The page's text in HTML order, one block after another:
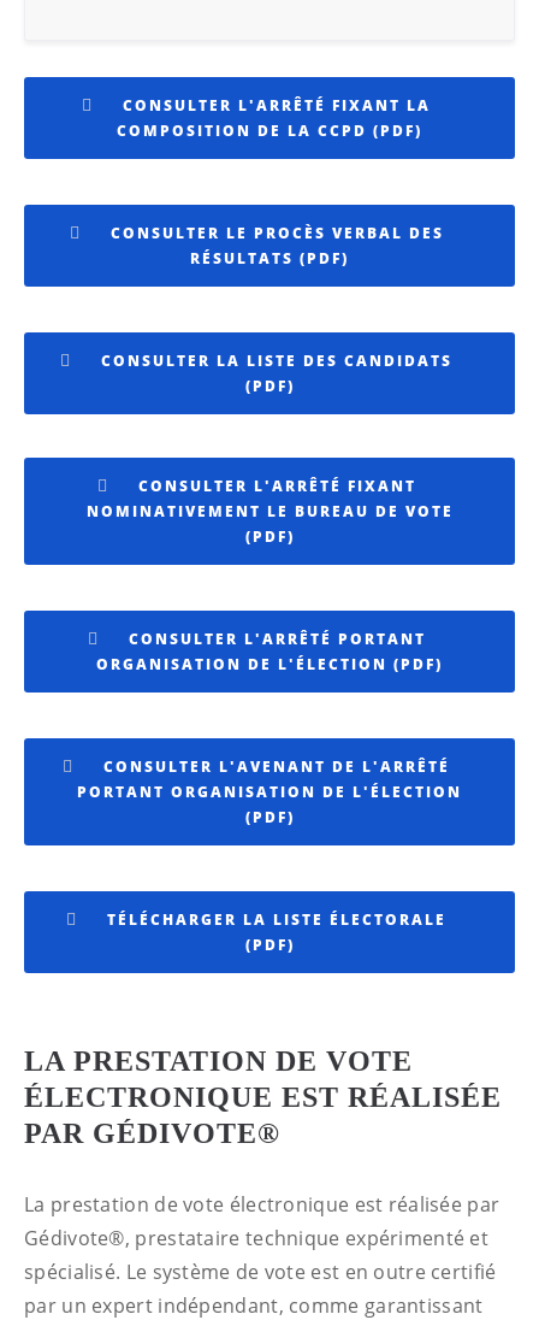
CONSULTER L'ARRÊTÉ FIXANT LA
COMPOSITION DE LA CCPD (PDF)
CONSULTER LE PROCÈS VERBAL DES
RÉSULTATS (PDF)
CONSULTER LA LISTE DES CANDIDATS
(PDF)
CONSULTER L'ARRÊTÉ FIXANT
NOMINATIVEMENT LE BUREAU DE VOTE
(PDF)
CONSULTER L'ARRÊTÉ PORTANT
ORGANISATION DE L'ÉLECTION (PDF)
CONSULTER L'AVENANT DE L'ARRÊTÉ
PORTANT ORGANISATION DE L'ÉLECTION
(PDF)
TÉLÉCHARGER LA LISTE ÉLECTORALE
(PDF)
LA PRESTATION DE VOTE
ÉLECTRONIQUE EST RÉALISÉE
PAR GÉDIVOTE®
La prestation de vote électronique est réalisée par
Gédivote®, prestataire technique expérimenté et
spécialisé. Le système de vote est en outre certifié
par un expert indépendant, comme garantissant